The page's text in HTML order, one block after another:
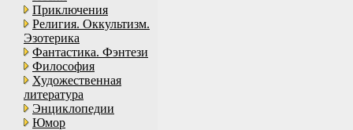
Приключения
Религия. Оккультизм.
Эзотерика
Фантастика. Фэнтези
Философия
Художественная
литература
Энциклопедии
Юмор